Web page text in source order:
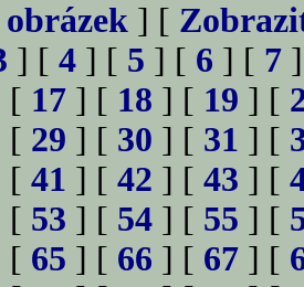
] [
] [ 4 ] [ 5 ] [ 6 ] [ 7
[ 17 ] [ 18 ] [ 19 ] [
[ 29 ] [ 30 ] [ 31 ] [
[ 41 ] [ 42 ] [ 43 ] [
[ 53 ] [ 54 ] [ 55 ] [
[ 65 ] [ 66 ] [ 67 ] [